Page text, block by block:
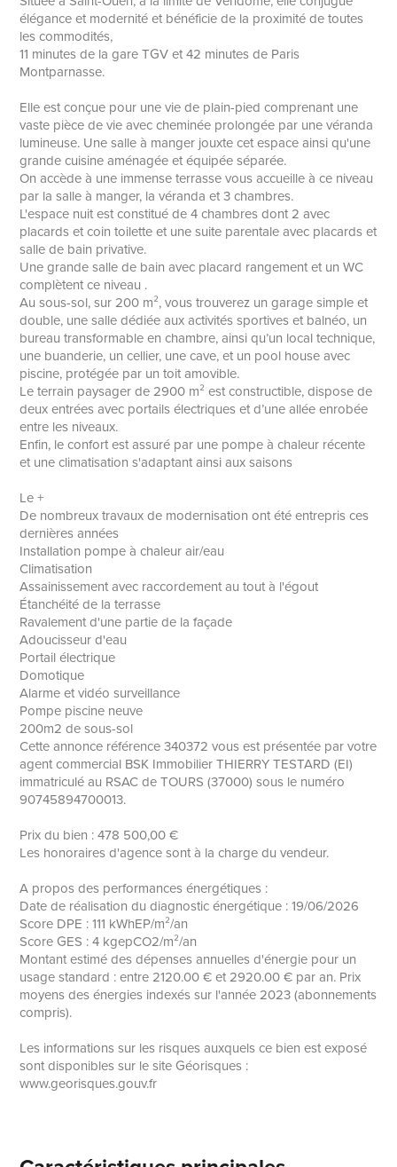
élégance et modernité et bénéficie de la proximité de toutes
les commodités,
11 minutes de la gare TGV et 42 minutes de Paris
Montparnasse.
Elle est conçue pour une vie de plain-pied comprenant une
vaste pièce de vie avec cheminée prolongée par une véranda
lumineuse. Une salle à manger jouxte cet espace ainsi qu'une
grande cuisine aménagée et équipée séparée.
On accède à une immense terrasse vous accueille à ce niveau
par la salle à manger, la véranda et 3 chambres.
L'espace nuit est constitué de 4 chambres dont 2 avec
placards et coin toilette et une suite parentale avec placards et
salle de bain privative.
Une grande salle de bain avec placard rangement et un WC
complètent ce niveau .
Au sous-sol, sur 200 m², vous trouverez un garage simple et
double, une salle dédiée aux activités sportives et balnéo, un
bureau transformable en chambre, ainsi qu’un local technique,
une buanderie, un cellier, une cave, et un pool house avec
piscine, protégée par un toit amovible.
Le terrain paysager de 2900 m² est constructible, dispose de
deux entrées avec portails électriques et d’une allée enrobée
entre les niveaux.
Enfin, le confort est assuré par une pompe à chaleur récente
et une climatisation s'adaptant ainsi aux saisons
Le +
De nombreux travaux de modernisation ont été entrepris ces
dernières années
Installation pompe à chaleur air/eau
Climatisation
Assainissement avec raccordement au tout à l'égout
Étanchéité de la terrasse
Ravalement d'une partie de la façade
Adoucisseur d'eau
Portail électrique
Domotique
Alarme et vidéo surveillance
Pompe piscine neuve
200m2 de sous-sol
Cette annonce référence 340372 vous est présentée par votre
agent commercial BSK Immobilier THIERRY TESTARD (EI)
immatriculé au RSAC de TOURS (37000) sous le numéro
90745894700013.
Prix du bien : 478 500,00 €
Les honoraires d'agence sont à la charge du vendeur.
A propos des performances énergétiques :
Date de réalisation du diagnostic énergétique : 19/06/2026
Score DPE : 111 kWhEP/m²/an
Score GES : 4 kgepCO2/m²/an
Montant estimé des dépenses annuelles d'énergie pour un
usage standard : entre 2120.00 € et 2920.00 € par an. Prix
moyens des énergies indexés sur l'année 2023 (abonnements
compris).
Les informations sur les risques auxquels ce bien est exposé
sont disponibles sur le site Géorisques :
www.georisques.gouv.fr